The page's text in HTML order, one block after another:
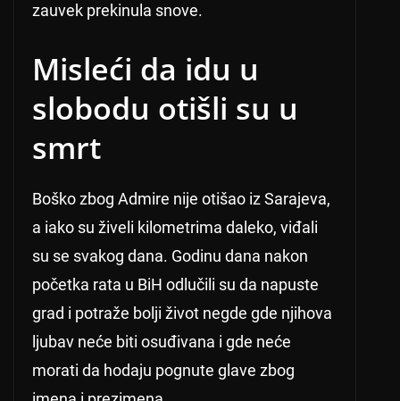
zauvek prekinula snove.
Misleći da idu u
slobodu otišli su u
smrt
Boško zbog Admire nije otišao iz Sarajeva,
a iako su živeli kilometrima daleko, viđali
su se svakog dana. Godinu dana nakon
početka rata u BiH odlučili su da napuste
grad i potraže bolji život negde gde njihova
ljubav neće biti osuđivana i gde neće
morati da hodaju pognute glave zbog